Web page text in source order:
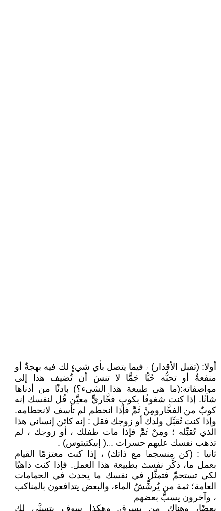
أولا: (تقبل الأقدار) ، فيما يتصل بأي شيءٍ لك فيه بهجةٌ أو
منفعةٌ أو تحبُّه حُبًّا جَمًّا لا تنسَ أن تُضيف هذا إلى
مواصفاته:(ما هي طبيعة هذا الشيء؟) بادئًا من أدناها
شانًا. إذا كنت شغوفًا بكوبٍ فخَّاريٍّ معيَّن قُل لنفسك إنه
كوبٌ من الفخَّارومِنْ ثَمَّ فإذا انحطم لم تأسف لانحطامه.
وإذا كنت تُقبِّل ولدك أو زوجك فقل : إنه كائن إنساني هذا
الذي تُقبِّله ؛ ومِنْ ثَمَّ فإذا مات طفلك ، أو زوجك ، لم
تذهب نفسك عليهم حسرات ...( إبيكتيتوس) .
ثانيا : (كن منسجما مع ذاتك) ، إذا كنت معتزمًا القيام
بعمل ما، ذكِّر نفسك بطبيعة هذا العمل. فإذا كنت ذاهبًا
لكي تستحمَّ فتمثَّل في نفسك ما يحدث في الحمامات
العامة؛ ثمة من يُرشِّشُ الماء، والبعض يتدافعون بالمناكب
، وآخرون يسبُّ بعضهم
بعضًا، وهناك من يسرق. وهكذا سوف يتسنَّى لك